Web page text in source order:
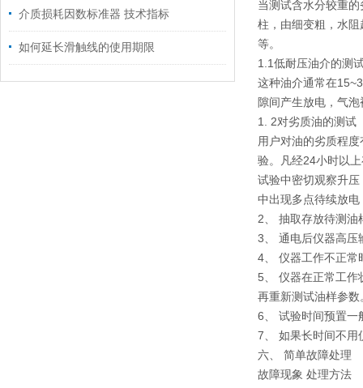
介质损耗因数标准器 技术指标
如何延长滑触线的使用期限
当测试含水分较重
柱，由细变粗，水
等。
1.1低耐压油介的测
这种油介通常在
隙间产生放电，气
1. 2对劣质油的测试
用户对油的劣质程
验。凡经24小时以
试验中密切观察升
中出现多点待续放
2、 抽取存放待测油
3、 通电后仪器高压
4、 仪器工作不正常
5、 仪器在正常工作
再重新测试油样参数
6、 试验时间预置一
7、 如果长时间不用
六、 简单故障处理
故障现象 处理方法